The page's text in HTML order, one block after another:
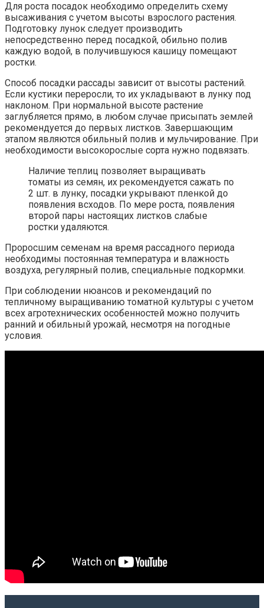
Для роста посадок необходимо определить схему
высаживания с учетом высоты взрослого растения.
Подготовку лунок следует производить
непосредственно перед посадкой, обильно полив
каждую водой, в получившуюся кашицу помещают
ростки.
Способ посадки рассады зависит от высоты растений.
Если кустики переросли, то их укладывают в лунку под
наклоном. При нормальной высоте растение
заглубляется прямо, в любом случае присыпать землей
рекомендуется до первых листков. Завершающим
этапом являются обильный полив и мульчирование. При
необходимости высокорослые сорта нужно подвязать.
Наличие теплиц позволяет выращивать
томаты из семян, их рекомендуется сажать по
2 шт. в лунку, посадки укрывают пленкой до
появления всходов. По мере роста, появления
второй пары настоящих листков слабые
ростки удаляются.
Проросшим семенам на время рассадного периода
необходимы постоянная температура и влажность
воздуха, регулярный полив, специальные подкормки.
При соблюдении нюансов и рекомендаций по
тепличному выращиванию томатной культуры с учетом
всех агротехнических особенностей можно получить
ранний и обильный урожай, несмотря на погодные
условия.